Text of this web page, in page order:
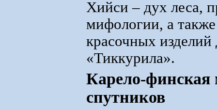
Хийси – дух леса,
мифологии, а также
красочных
«Тиккурила».
Карело-финская
спутников